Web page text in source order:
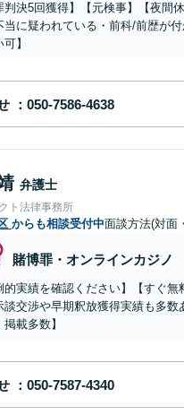
判決5回獲得】【元検事】【夜
当に疑われている・前科/前歴が
】
弁護士
ト法律事務所
からも相談受付中面談方法(対面
賭博罪・オンラインカジノ
的実績を確認ください】【すぐ
談交渉や早期釈放獲得実績も多
載多数】